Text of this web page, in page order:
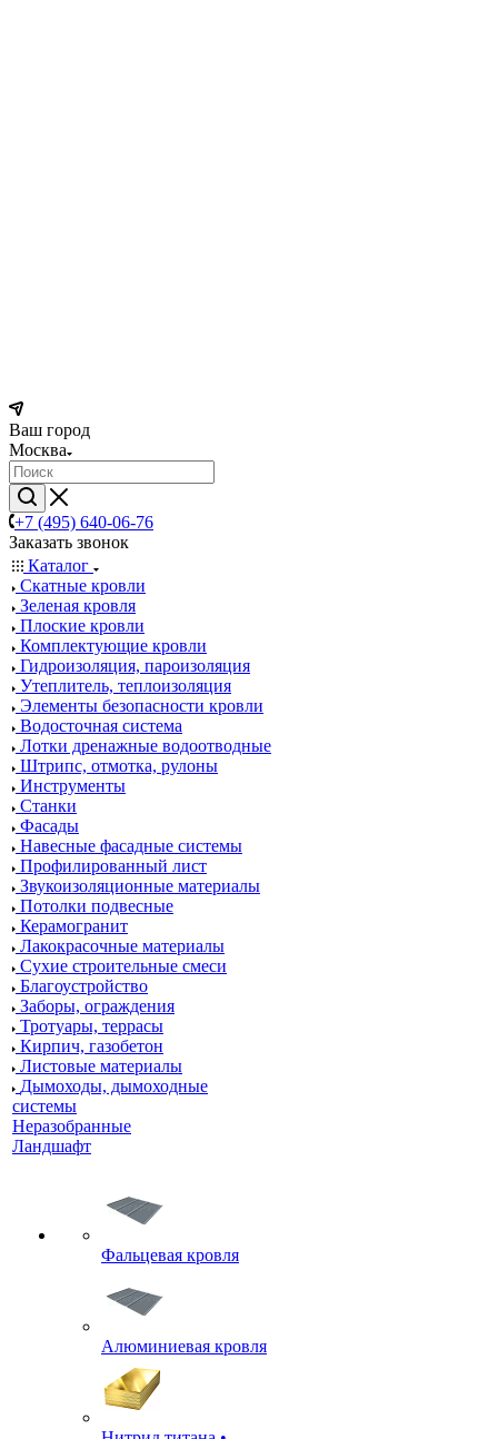
Ваш город
Москва
+7 (495) 640-06-76
Заказать звонок
Каталог
Скатные кровли
Зеленая кровля
Плоские кровли
Комплектующие кровли
Гидроизоляция, пароизоляция
Утеплитель, теплоизоляция
Элементы безопасности кровли
Водосточная система
Лотки дренажные водоотводные
Штрипс, отмотка, рулоны
Инструменты
Станки
Фасады
Навесные фасадные системы
Профилированный лист
Звукоизоляционные материалы
Потолки подвесные
Керамогранит
Лакокрасочные материалы
Сухие строительные смеси
Благоустройство
Заборы, ограждения
Тротуары, террасы
Кирпич, газобетон
Листовые материалы
Дымоходы, дымоходные
системы
Неразобранные
Ландшафт
Фальцевая кровля
Алюминиевая кровля